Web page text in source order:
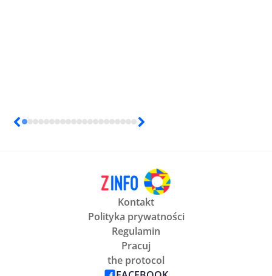
Kontakt
Polityka prywatności
Regulamin
Pracuj
the protocol